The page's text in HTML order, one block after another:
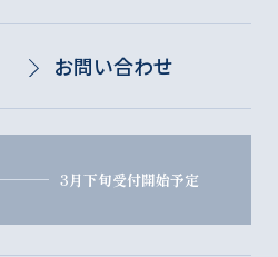
お問い合わせ
3月下旬受付開始予定